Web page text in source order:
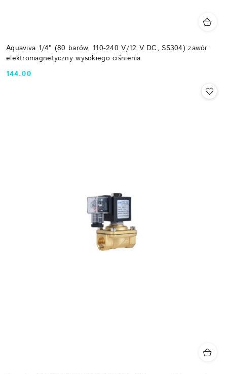
Aquaviva 1/4" (80 barów, 110-240 V/12 V DC, SS304) zawór
elektromagnetyczny wysokiego ciśnienia
Cena:
144.00